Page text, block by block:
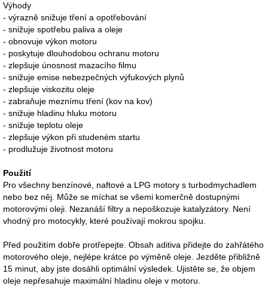
Výhody
- výrazně snižuje tření a opotřebování
- snižuje spotřebu paliva a oleje
- obnovuje výkon motoru
- poskytuje dlouhodobou ochranu motoru
- zlepšuje únosnost mazacího filmu
- snižuje emise nebezpečných výfukových plynů
- zlepšuje viskozitu oleje
- zabraňuje meznímu tření (kov na kov)
- snižuje hladinu hluku motoru
- snižuje teplotu oleje
- zlepšuje výkon při studeném startu
- prodlužuje životnost motoru
Použití
Pro všechny benzínové, naftové a LPG motory s turbodmychadlem
nebo bez něj. Může se míchat se všemi komerčně dostupnými
motorovými oleji. Nezanáší filtry a nepoškozuje katalyzátory. Není
vhodný pro motocykly, které používají mokrou spojku.
Před použitím dobře protřepejte. Obsah aditiva přidejte do zahřátého
motorového oleje, nejlépe krátce po výměně oleje. Jezděte přibližně
15 minut, aby jste dosáhli optimální výsledek. Ujistěte se, že objem
oleje nepřesahuje maximální hladinu oleje v motoru.